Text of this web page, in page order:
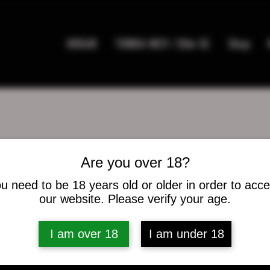
Are you over 18?
need to be 18 years old or older in order to
our website. Please verify your age.
I am over 18 I am under 18
HOGAR TIENDA MC9 / Elite SC Shop
del foro